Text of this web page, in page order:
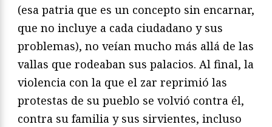
(esa patria que es un concepto sin encarnar,
que no incluye a cada ciudadano y sus
problemas), no veían mucho más allá de las
vallas que rodeaban sus palacios. Al final, la
violencia con la que el zar reprimió las
protestas de su pueblo se volvió contra él,
contra su familia y sus sirvientes, incluso